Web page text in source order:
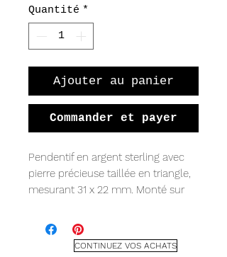
Quantité *
Ajouter au panier
Commander et payer
Pendentif en argent sterling avec
pierre précieuse taillée en triangle,
mesurant 31 x 22 mm. Monté sur
en diamant avec fermoir
mousqueton. Il est plus beau porté
CONTINUEZ VOS ACHATS